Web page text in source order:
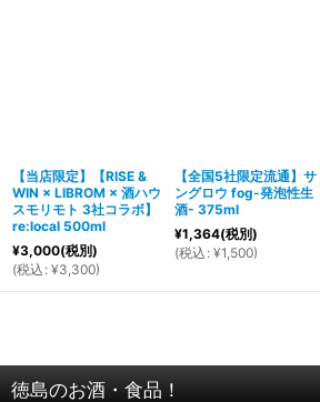
【当店限定】【RISE &
WIN × LIBROM × 酒ハウ
スモリモト 3社コラボ】
re:local 500ml
¥3,000(税別)
(税込 : ¥3,300)
【全国5社限定流通】サ
ングロウ fog-発泡性生
酒- 375ml
¥1,364(税別)
(税込 : ¥1,500)
徳島のお酒・食品！